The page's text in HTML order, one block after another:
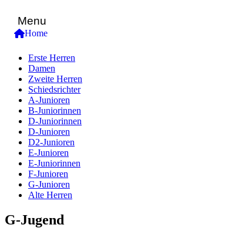
Menu
Home
Erste Herren
Damen
Zweite Herren
Schiedsrichter
A-Junioren
B-Juniorinnen
D-Juniorinnen
D-Junioren
D2-Junioren
E-Junioren
E-Juniorinnen
F-Junioren
G-Junioren
Alte Herren
G-Jugend